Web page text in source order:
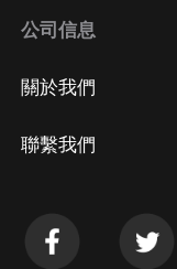
公司信息
關於我們
聯繫我們